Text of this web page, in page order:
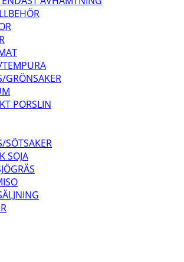
GRÖNSAKER
PORSLIN
SÖTSAKER
SOJA